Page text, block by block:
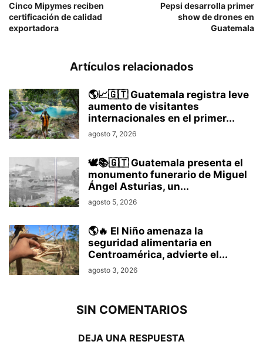
Cinco Mipymes reciben
certificación de calidad
exportadora
Pepsi desarrolla primer
show de drones en
Guatemala
Artículos relacionados
🌎📈🇬🇹 Guatemala registra leve
aumento de visitantes
internacionales en el primer...
agosto 7, 2026
🕊️📚🇬🇹 Guatemala presenta el
monumento funerario de Miguel
Ángel Asturias, un...
agosto 5, 2026
🌎🔥 El Niño amenaza la
seguridad alimentaria en
Centroamérica, advierte el...
agosto 3, 2026
SIN COMENTARIOS
DEJA UNA RESPUESTA